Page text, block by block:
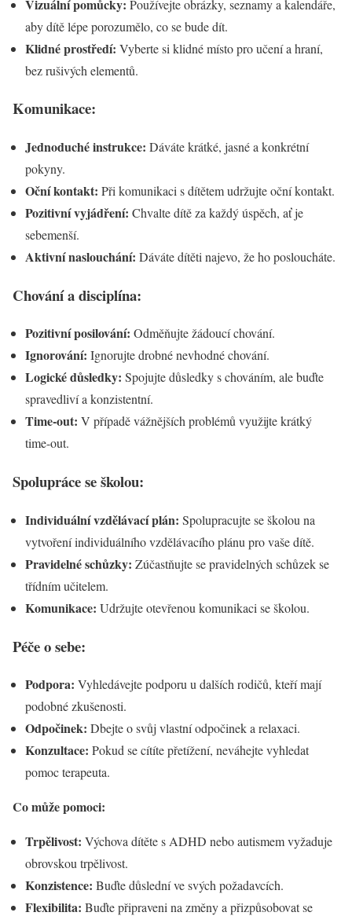
Vizuální pomůcky: Používejte obrázky, seznamy a kalendáře,
aby dítě lépe porozumělo, co se bude dít.
Klidné prostředí: Vyberte si klidné místo pro učení a hraní,
bez rušivých elementů.
Komunikace:
Jednoduché instrukce: Dáváte krátké, jasné a konkrétní
pokyny.
Oční kontakt: Při komunikaci s dítětem udržujte oční kontakt.
Pozitivní vyjádření: Chvalte dítě za každý úspěch, ať je
sebemenší.
Aktivní naslouchání: Dáváte dítěti najevo, že ho posloucháte.
Chování a disciplína:
Pozitivní posilování: Odměňujte žádoucí chování.
Ignorování: Ignorujte drobné nevhodné chování.
Logické důsledky: Spojujte důsledky s chováním, ale buďte
spravedliví a konzistentní.
Time-out: V případě vážnějších problémů využijte krátký
time-out.
Spolupráce se školou:
Individuální vzdělávací plán: Spolupracujte se školou na
vytvoření individuálního vzdělávacího plánu pro vaše dítě.
Pravidelné schůzky: Zúčastňujte se pravidelných schůzek se
třídním učitelem.
Komunikace: Udržujte otevřenou komunikaci se školou.
Péče o sebe:
Podpora: Vyhledávejte podporu u dalších rodičů, kteří mají
podobné zkušenosti.
Odpočinek: Dbejte o svůj vlastní odpočinek a relaxaci.
Konzultace: Pokud se cítíte přetížení, neváhejte vyhledat
pomoc terapeuta.
Co může pomoci:
Trpělivost: Výchova dítěte s ADHD nebo autismem vyžaduje
obrovskou trpělivost.
Konzistence: Buďte důslední ve svých požadavcích.
Flexibilita: Buďte připraveni na změny a přizpůsobovat se